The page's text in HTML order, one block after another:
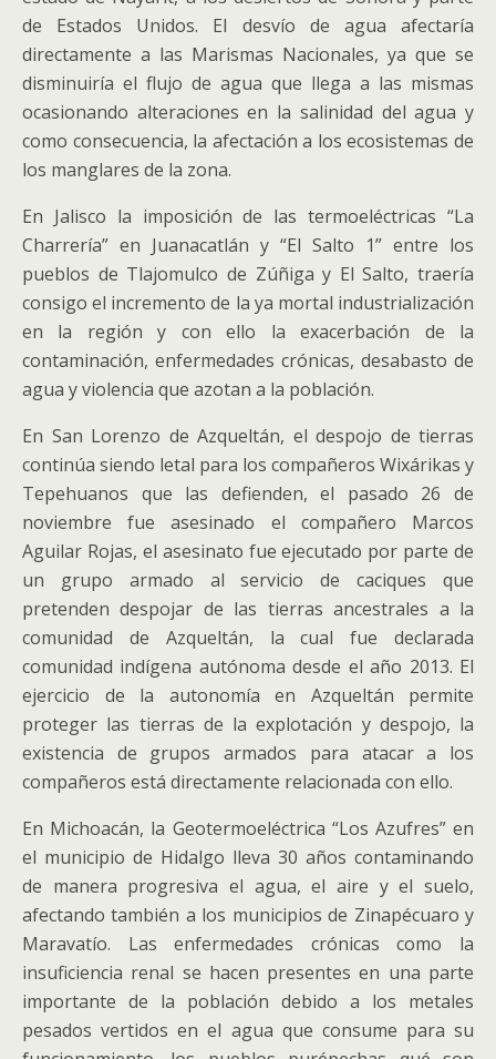
de Estados Unidos. El desvío de agua afectaría
directamente a las Marismas Nacionales, ya que se
disminuiría el flujo de agua que llega a las mismas
ocasionando alteraciones en la salinidad del agua y
como consecuencia, la afectación a los ecosistemas de
los manglares de la zona.
En Jalisco la imposición de las termoeléctricas “La
Charrería” en Juanacatlán y “El Salto 1” entre los
pueblos de Tlajomulco de Zúñiga y El Salto, traería
consigo el incremento de la ya mortal industrialización
en la región y con ello la exacerbación de la
contaminación, enfermedades crónicas, desabasto de
agua y violencia que azotan a la población.
En San Lorenzo de Azqueltán, el despojo de tierras
continúa siendo letal para los compañeros Wixárikas y
Tepehuanos que las defienden, el pasado 26 de
noviembre fue asesinado el compañero Marcos
Aguilar Rojas, el asesinato fue ejecutado por parte de
un grupo armado al servicio de caciques que
pretenden despojar de las tierras ancestrales a la
comunidad de Azqueltán, la cual fue declarada
comunidad indígena autónoma desde el año 2013. El
ejercicio de la autonomía en Azqueltán permite
proteger las tierras de la explotación y despojo, la
existencia de grupos armados para atacar a los
compañeros está directamente relacionada con ello.
En Michoacán, la Geotermoeléctrica “Los Azufres” en
el municipio de Hidalgo lleva 30 años contaminando
de manera progresiva el agua, el aire y el suelo,
afectando también a los municipios de Zinapécuaro y
Maravatío. Las enfermedades crónicas como la
insuficiencia renal se hacen presentes en una parte
importante de la población debido a los metales
pesados vertidos en el agua que consume para su